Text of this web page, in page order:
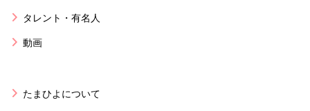
タレント・有名人
動画
たまひよについて